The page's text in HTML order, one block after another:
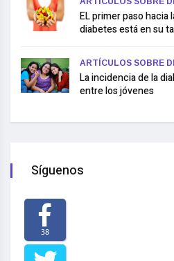
EL primer paso hacia
diabetes está en su
ARTÍCULOS SOBRE
La incidencia de la
entre los jóvenes
Síguenos
38